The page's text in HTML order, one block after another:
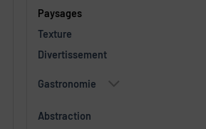
Paysages
Texture
Divertissement
Gastronomie
Abstraction